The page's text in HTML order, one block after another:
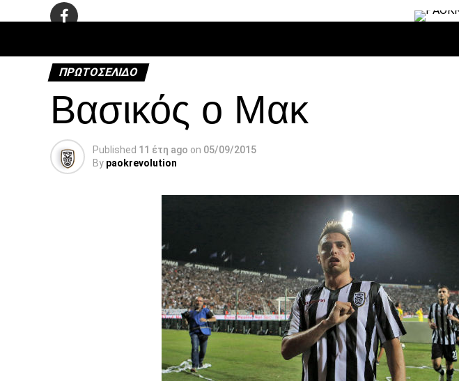
ΠΡΩΤΟΣΈΛΙΔΟ
Βασικός ο Μακ
Published 11 έτη ago on 05/09/2015
By paokrevolution